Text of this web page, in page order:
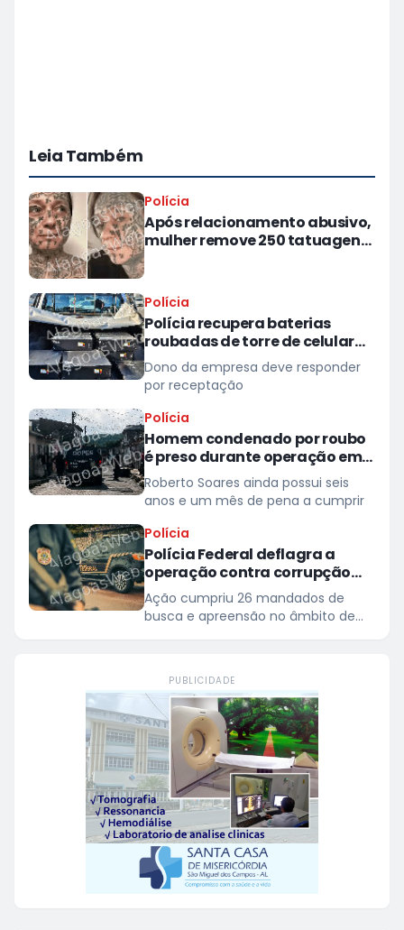
Leia Também
Polícia
Após relacionamento abusivo,
mulher remove 250 tatuagens
Polícia
Polícia recupera baterias
roubadas de torre de celular
em provedor de internet em
Teotônio Vilela
Dono da empresa deve responder
por receptação
Polícia
Homem condenado por roubo
é preso durante operação em
São Miguel dos Campos
Roberto Soares ainda possui seis
anos e um mês de pena a cumprir
Polícia
Polícia Federal deflagra a
operação contra corrupção
eleitoral em Alagoas
Ação cumpriu 26 mandados de
busca e apreensão no âmbito de
PUBLICIDADE